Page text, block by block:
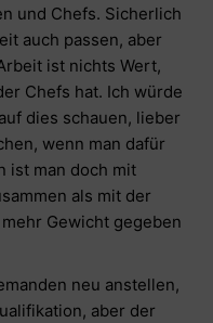
und Chefs. Sicherlich
auch passen, aber
ist nichts Wert,
Chefs hat. Ich würde
dies schauen, lieber
wenn man dafür
ist man doch mit
als mit der
Gewicht gegeben
neu anstellen,
aber der